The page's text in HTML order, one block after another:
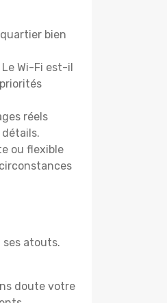
bien
Wi-Fi est-il
réels
ou flexible
ses atouts.
doute votre